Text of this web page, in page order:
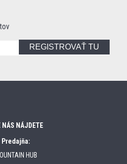
REGISTROVAŤ TU
NÁS NÁJDETE
Predajňa:
HUB